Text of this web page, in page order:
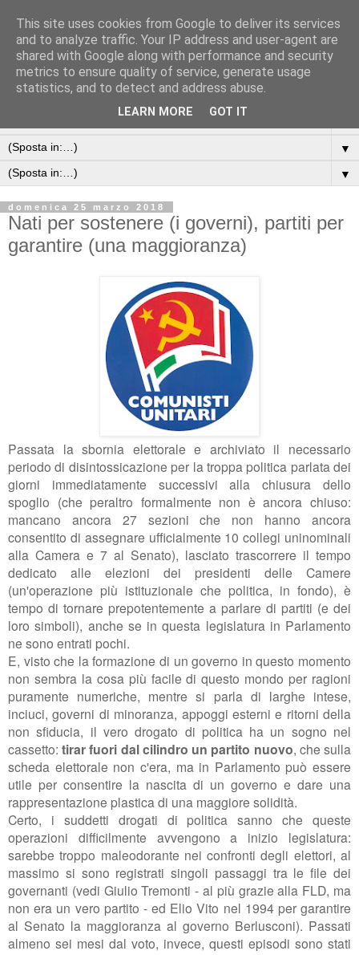
▼
▼
domenica 25 marzo 2018
Nati per sostenere (i governi), partiti per
garantire (una maggioranza)
Passata la sbornia elettorale e archiviato il necessario
periodo di disintossicazione per la troppa politica parlata dei
giorni immediatamente successivi alla chiusura dello
spoglio (che peraltro formalmente non è ancora chiuso:
mancano ancora 27 sezioni che non hanno ancora
consentito di assegnare ufficialmente 10 collegi uninominali
alla Camera e 7 al Senato), lasciato trascorrere il tempo
dedicato alle elezioni dei presidenti delle Camere
(un'operazione più istituzionale che politica, in fondo), è
tempo di tornare prepotentemente a parlare di partiti (e dei
loro simboli), anche se in questa legislatura in Parlamento
ne sono entrati pochi.
E, visto che la formazione di un governo in questo momento
non sembra la cosa più facile di questo mondo per ragioni
puramente numeriche, mentre si parla di larghe intese,
inciuci, governi di minoranza, appoggi esterni e ritorni della
non sfiducia, il vero drogato di politica ha un sogno nel
cassetto:tirar fuori dal cilindro un partito nuovo, che sulla
scheda elettorale non c'era, ma in Parlamento può essere
utile per consentire la nascita di un governo e dare una
rappresentazione plastica di una maggiore solidità.
Certo, i suddetti drogati di politica sanno che queste
operazioni difficilmente avvengono a inizio legislatura:
sarebbe troppo maleodorante nei confronti degli elettori, al
massimo si sono registrati singoli passaggi tra le file dei
governanti (vedi Giulio Tremonti - al più grazie alla FLD, ma
non era un vero partito - ed Elio Vito nel 1994 per garantire
al Senato la maggioranza al governo Berlusconi). Passati
almeno sei mesi dal voto, invece, questi episodi sono stati
This site uses cookies from Google to deliver its services
and to analyze traffic. Your IP address and user-agent are
shared with Google along with performance and security
metrics to ensure quality of service, generate usage
statistics, and to detect and address abuse.
LEARN MORE GOT IT